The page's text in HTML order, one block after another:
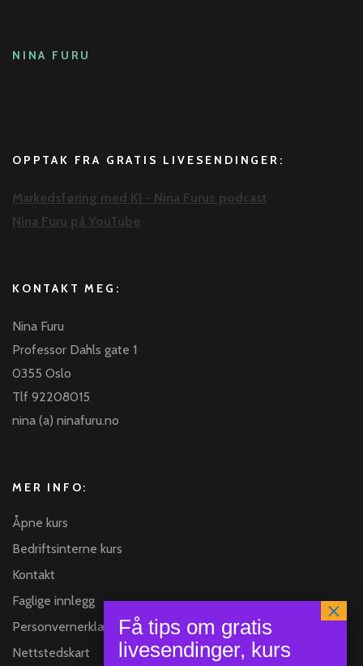
NINA FURU
OPPTAK FRA GRATIS LIVESENDINGER:
Markedsføring med KI - Nina Furus podcast
Nina Furu på YouTube
KONTAKT MEG:
Nina Furu
Professor Dahls gate 1
0355 Oslo
Tlf 92208015
nina (a) ninafuru.no
MER INFO:
Åpne kurs
Bedriftsinterne kurs
Kontakt
Faglige innlegg
Personvernerklæring
Nettstedskart